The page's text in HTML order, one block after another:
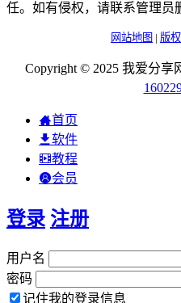
任。如有侵权，请联系管理员
网站地图 | 版
Copyright © 2025 我爱分享
首页
软件
教程
会员
登录 注册
用户名
密码
记住我的登录信息